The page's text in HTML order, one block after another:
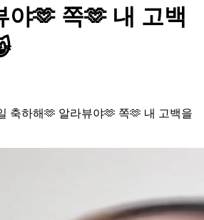
야🫶 쪽🫶 내 고백
축하해🫶 알라뷰야🫶 쪽🫶 내 고백을